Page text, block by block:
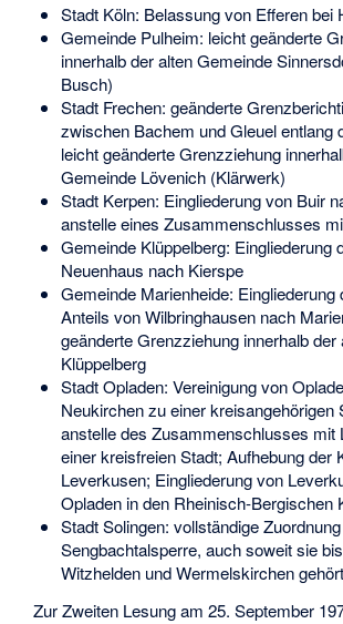
Stadt Köln: Belassung von Efferen bei
Gemeinde Pulheim: leicht geänderte
innerhalb der alten Gemeinde
Busch)
Stadt Frechen: geänderte
zwischen Bachem und Gleuel entlang
leicht geänderte Grenzziehung
Gemeinde Lövenich (Klärwerk)
Stadt Kerpen: Eingliederung von Buir
anstelle eines Zusammenschlusses
Gemeinde Klüppelberg: Eingliederung
Neuenhaus nach Kierspe
Gemeinde Marienheide: Eingliederung
Anteils von Wilbringhausen nach
geänderte Grenzziehung innerhalb der
Klüppelberg
Stadt Opladen: Vereinigung von
Neukirchen zu einer kreisangehörigen
anstelle des Zusammenschlusses mit
einer kreisfreien Stadt; Aufhebung der
Leverkusen; Eingliederung von
Opladen in den Rheinisch-Bergischen
Stadt Solingen: vollständige
Sengbachtalsperre, auch soweit sie
Witzhelden und Wermelskirchen
Zur Zweiten Lesung am 25. September